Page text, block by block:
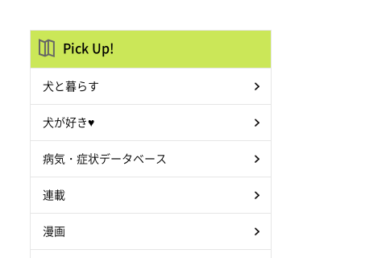
Pick Up!
犬と暮らす
犬が好き♥
病気・症状データベース
連載
漫画